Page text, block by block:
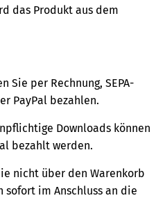
das Produkt aus dem
Sie per Rechnung, SEPA-
PayPal bezahlen.
Downloads können
bezahlt werden.
nicht über den Warenkorb
im Anschluss an die